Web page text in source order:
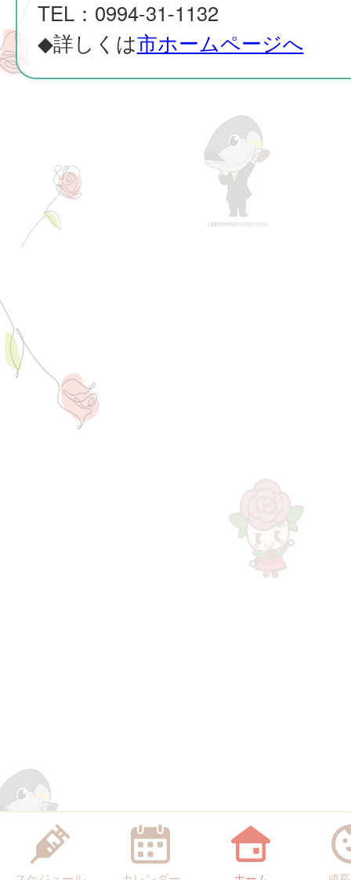
TEL：0994-31-1132
◆詳しくは市ホームページへ